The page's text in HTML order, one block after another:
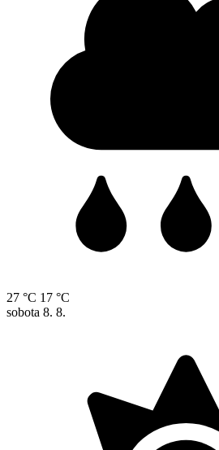
27 °C 17 °C
sobota 8. 8.